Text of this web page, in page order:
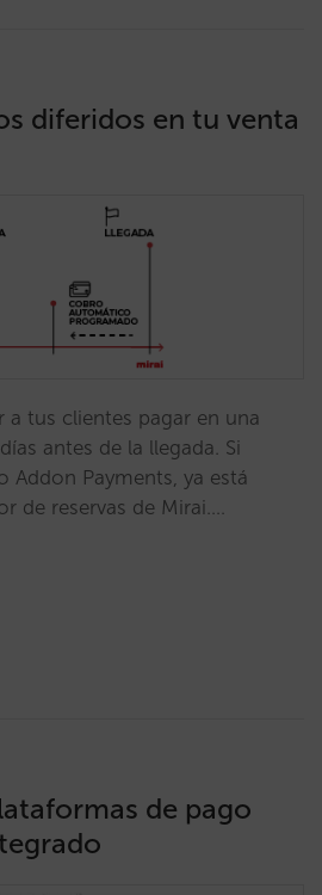
diferidos en tu venta
a tus clientes pagar en una
antes de la llegada. Si
Addon Payments, ya está
de reservas de Mirai.…
de pago